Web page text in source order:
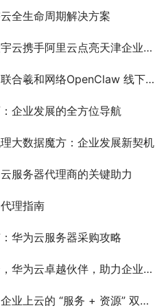
全生命周期解决方案
手阿里云点亮天津企业转型之路
OpenClaw 线下免费装机活动圆满落幕
企业发展的全方位导航
大数据魔方：企业发展新契机
服务器代理商的关键助力
理指南
华为云服务器采购攻略
云卓越伙伴，助力企业智改数转
云的 “服务 + 资源” 双擎驱动者